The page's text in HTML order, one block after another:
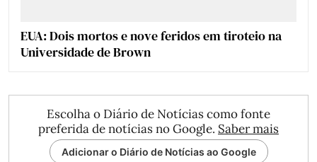
EUA: Dois mortos e nove feridos em tiroteio na
Universidade de Brown
Escolha o Diário de Notícias como fonte
preferida de notícias no Google. Saber mais
Adicionar o Diário de Notícias ao Google